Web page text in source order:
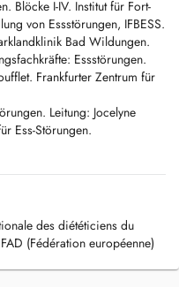
saine, réjouissante et naturelle
de frustration. La thérapie
sur l'amélioration de la
durable des
de santé (infrapoids,
métabolique,
désirant
(végétarien, végan,
alimentaire,
(émotions, stress);
Blöcke I-IV. Institut für Fort-
von Essstörungen, IFBESS.
Bad Wildungen.
Essstörungen.
Frankfurter Zentrum für
Leitung: Jocelyne
Ess-Störungen.
des diététiciens du
(Fédération européenne)